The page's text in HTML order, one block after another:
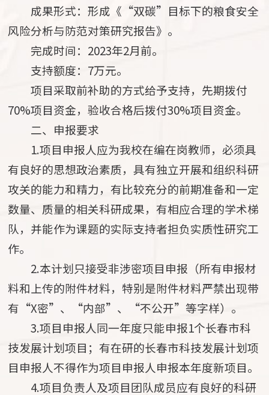
成果形式：形成《“双碳”目标下的粮食安全
风险分析与防范对策研究报告》。
完成时间：2023年2月前。
支持额度：7万元。
项目采取前补助的方式给予支持，先期拨付
70%项目资金，验收合格后拨付30%项目资金。
二、申报要求
1.项目申报人应为我校在编在岗教师，必须具
有良好的思想政治素质，具有独立开展和组织科研
攻关的能力和精力，有比较充分的前期准备和一定
数量、质量的相关科研成果，有相应合理的学术梯
队，并能作为课题的实际支持者担负实质性研究工
作。
2.本计划只接受非涉密项目申报（所有申报材
料和上传的附件材料，特别是附件材料严禁出现带
有“X密”、“内部”、“不公开”等字样）。
3.项目申报人同一年度只能申报1个长春市科
技发展计划项目；有在研的长春市科技发展计划项
目申报人不得作为项目申报人申报本年度新项目。
4.项目负责人及项目团队成员应有良好的科研